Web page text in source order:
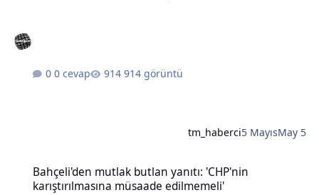
0 cevap 914 görüntü
tm_haberci5 MayısMay 5
Bahçeli'den mutlak butlan yanıtı: 'CHP'nin
karıştırılmasına müsaade edilmemeli'